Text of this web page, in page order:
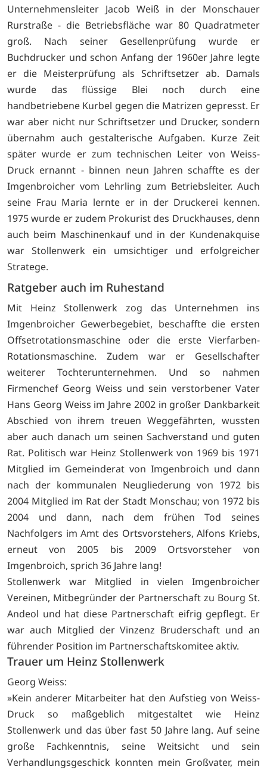
Unternehmensleiter Jacob Weiß in der Monschauer
Rurstraße - die Betriebsfläche war 80 Quadratmeter
groß. Nach seiner Gesellenprüfung wurde er
Buchdrucker und schon Anfang der 1960er Jahre legte
er die Meisterprüfung als Schriftsetzer ab. Damals
wurde das flüssige Blei noch durch eine
handbetriebene Kurbel gegen die Matrizen gepresst. Er
war aber nicht nur Schriftsetzer und Drucker, sondern
übernahm auch gestalterische Aufgaben. Kurze Zeit
später wurde er zum technischen Leiter von Weiss-
Druck ernannt - binnen neun Jahren schaffte es der
Imgenbroicher vom Lehrling zum Betriebsleiter. Auch
seine Frau Maria lernte er in der Druckerei kennen.
1975 wurde er zudem Prokurist des Druckhauses, denn
auch beim Maschinenkauf und in der Kundenakquise
war Stollenwerk ein umsichtiger und erfolgreicher
Stratege.
Ratgeber auch im Ruhestand
Mit Heinz Stollenwerk zog das Unternehmen ins
Imgenbroicher Gewerbegebiet, beschaffte die ersten
Offsetrotationsmaschine oder die erste Vierfarben-
Rotationsmaschine. Zudem war er Gesellschafter
weiterer Tochterunternehmen. Und so nahmen
Firmenchef Georg Weiss und sein verstorbener Vater
Hans Georg Weiss im Jahre 2002 in großer Dankbarkeit
Abschied von ihrem treuen Weggefährten, wussten
aber auch danach um seinen Sachverstand und guten
Rat. Politisch war Heinz Stollenwerk von 1969 bis 1971
Mitglied im Gemeinderat von Imgenbroich und dann
nach der kommunalen Neugliederung von 1972 bis
2004 Mitglied im Rat der Stadt Monschau; von 1972 bis
2004 und dann, nach dem frühen Tod seines
Nachfolgers im Amt des Ortsvorstehers, Alfons Kriebs,
erneut von 2005 bis 2009 Ortsvorsteher von
Imgenbroich, sprich 36 Jahre lang!
Stollenwerk war Mitglied in vielen Imgenbroicher
Vereinen, Mitbegründer der Partnerschaft zu Bourg St.
Andeol und hat diese Partnerschaft eifrig gepflegt. Er
war auch Mitglied der Vinzenz Bruderschaft und an
führender Position im Partnerschaftskomitee aktiv.
Trauer um Heinz Stollenwerk
Georg Weiss:
»Kein anderer Mitarbeiter hat den Aufstieg von Weiss-
Druck so maßgeblich mitgestaltet wie Heinz
Stollenwerk und das über fast 50 Jahre lang. Auf seine
große Fachkenntnis, seine Weitsicht und sein
Verhandlungsgeschick konnten mein Großvater, mein